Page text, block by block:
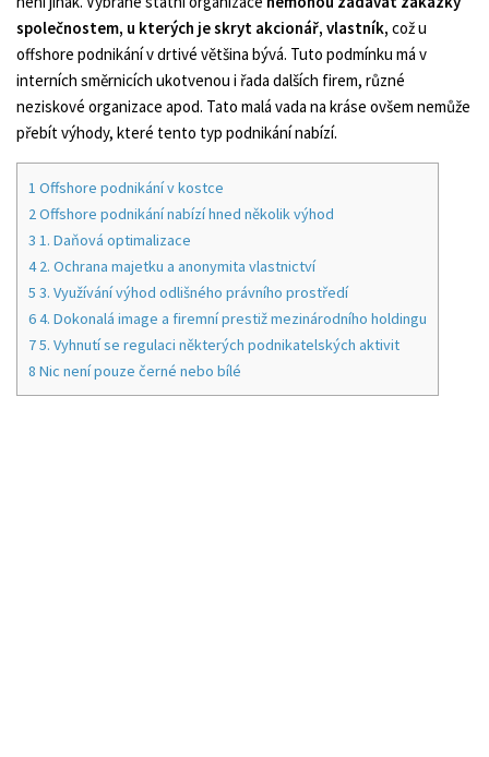
společnostem, u kterých je skryt akcionář, vlastník, což u
offshore podnikání v drtivé většina bývá. Tuto podmínku má v
interních směrnicích ukotvenou i řada dalších firem, různé
neziskové organizace apod. Tato malá vada na kráse ovšem nemůže
přebít výhody, které tento typ podnikání nabízí.
1 Offshore podnikání v kostce
2Offshore podnikání nabízí hned několik výhod
3 1. Daňová optimalizace
42. Ochrana majetku a anonymita vlastnictví
5 3. Využívání výhod odlišného právního prostředí
64. Dokonalá image a firemní prestiž mezinárodního holdingu
75. Vyhnutí se regulaci některých podnikatelských aktivit
8 Nic není pouze černé nebo bílé